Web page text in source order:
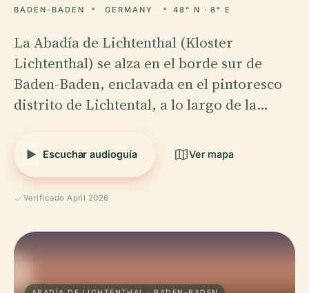
BADEN-BADEN GERMANY 48° N · 8° E
La Abadía de Lichtenthal (Kloster
Lichtenthal) se alza en el borde sur de
Baden-Baden, enclavada en el pintoresco
distrito de Lichtental, a lo largo de la…
Escuchar audioguía Ver mapa
Verificado April 2026